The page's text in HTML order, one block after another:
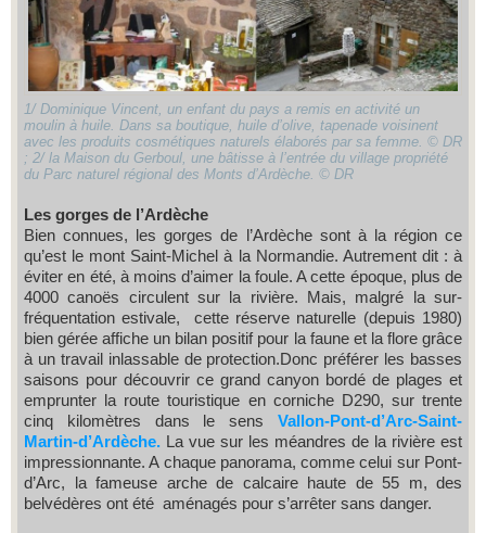
1/ Dominique Vincent, un enfant du pays a remis en activité un
moulin à huile. Dans sa boutique, huile d’olive, tapenade voisinent
avec les produits cosmétiques naturels élaborés par sa femme. © DR
; 2/ la Maison du Gerboul, une bâtisse à l’entrée du village propriété
du Parc naturel régional des Monts d’Ardèche. © DR
Les gorges de l’Ardèche
Bien connues, les gorges de l’Ardèche sont à la région ce
qu’est le mont Saint-Michel à la Normandie. Autrement dit : à
éviter en été, à moins d’aimer la foule. A cette époque, plus de
4000 canoës circulent sur la rivière. Mais, malgré la sur-
fréquentation estivale, cette réserve naturelle (depuis 1980)
bien gérée affiche un bilan positif pour la faune et la flore grâce
à un travail inlassable de protection.Donc préférer les basses
saisons pour découvrir ce grand canyon bordé de plages et
emprunter la route touristique en corniche D290, sur trente
cinq kilomètres dans le sens
Vallon-Pont-d’Arc-Saint-
Martin-d’Ardèche. La vue sur les méandres de la rivière est
impressionnante. A chaque panorama, comme celui sur Pont-
d’Arc, la fameuse arche de calcaire haute de 55 m, des
belvédères ont été aménagés pour s’arrêter sans danger.